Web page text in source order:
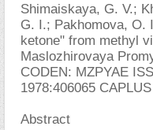
Shimaiskaya, G. V.;
G. I.; Pakhomova, O.
ketone" from methyl
Maslozhirovaya
CODEN: MZPYAE
1978:406065 CAPLUS
Abstract